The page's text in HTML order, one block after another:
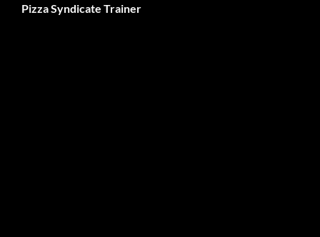
Pizza Syndicate Trainer